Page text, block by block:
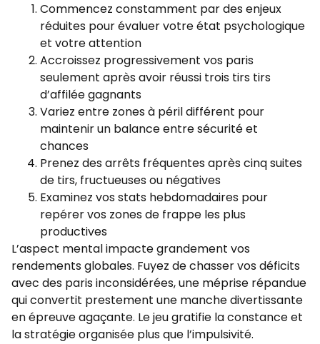
Commencez constamment par des enjeux
réduites pour évaluer votre état psychologique
et votre attention
Accroissez progressivement vos paris
seulement après avoir réussi trois tirs tirs
d’affilée gagnants
Variez entre zones à péril différent pour
maintenir un balance entre sécurité et
chances
Prenez des arrêts fréquentes après cinq suites
de tirs, fructueuses ou négatives
Examinez vos stats hebdomadaires pour
repérer vos zones de frappe les plus
productives
L’aspect mental impacte grandement vos
rendements globales. Fuyez de chasser vos déficits
avec des paris inconsidérées, une méprise répandue
qui convertit prestement une manche divertissante
en épreuve agaçante. Le jeu gratifie la constance et
la stratégie organisée plus que l’impulsivité.